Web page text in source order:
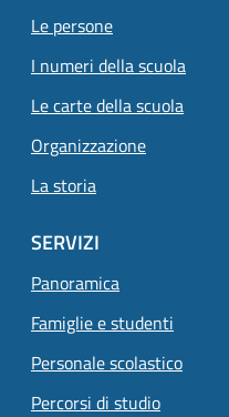
Le persone
I numeri della scuola
Le carte della scuola
Organizzazione
La storia
SERVIZI
Panoramica
Famiglie e studenti
Personale scolastico
Percorsi di studio